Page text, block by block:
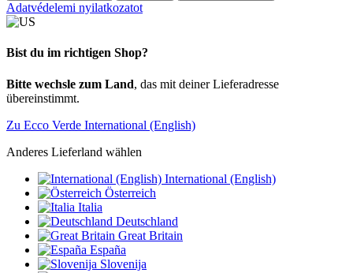
Adatvédelemi nyilatkozatot
Bist du im richtigen Shop?
Bitte wechsle zum Land, das mit deiner Lieferadresse
übereinstimmt.
Zu Ecco Verde International (English)
Anderes Lieferland wählen
International (English)
Österreich
Italia
Deutschland
Great Britain
España
Slovenija